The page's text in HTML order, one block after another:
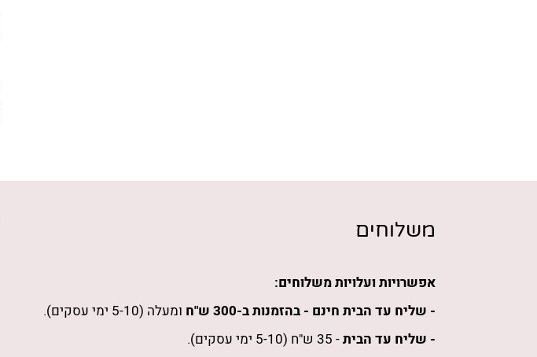
משלוחים
אפשרויות ועלויות משלוחים:
- שליח עד הבית חינם - בהזמנותב-300 ש"ח
ומעלה (5-10 ימי עסקים).
- שליח עד הבית- 35 ש"ח (5-10 ימי עסקים).